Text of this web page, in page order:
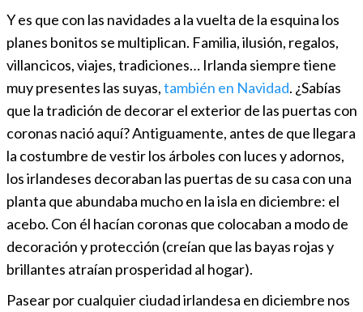
Y es que con las navidades a la vuelta de la esquina los
planes bonitos se multiplican. Familia, ilusión, regalos,
villancicos, viajes, tradiciones… Irlanda siempre tiene
muy presentes las suyas,también en Navidad. ¿Sabías
que la tradición de decorar el exterior de las puertas con
coronas nació aquí? Antiguamente, antes de que llegara
la costumbre de vestir los árboles con luces y adornos,
los irlandeses decoraban las puertas de su casa con una
planta que abundaba mucho en la isla en diciembre: el
acebo. Con él hacían coronas que colocaban a modo de
decoración y protección (creían que las bayas rojas y
brillantes atraían prosperidad al hogar).
Pasear por cualquier ciudad irlandesa en diciembre nos